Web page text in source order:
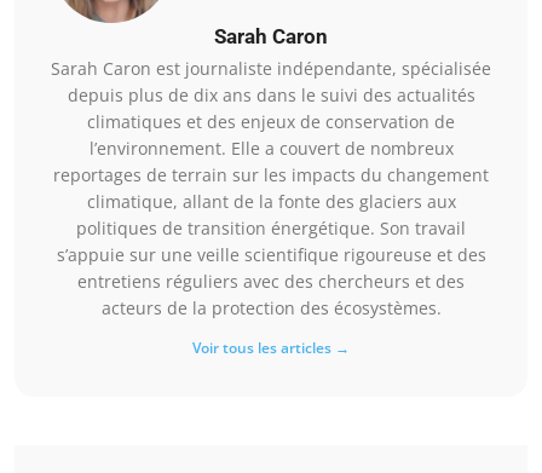
Sarah Caron
Sarah Caron est journaliste indépendante, spécialisée
depuis plus de dix ans dans le suivi des actualités
climatiques et des enjeux de conservation de
l’environnement. Elle a couvert de nombreux
reportages de terrain sur les impacts du changement
climatique, allant de la fonte des glaciers aux
politiques de transition énergétique. Son travail
s’appuie sur une veille scientifique rigoureuse et des
entretiens réguliers avec des chercheurs et des
acteurs de la protection des écosystèmes.
Voir tous les articles →